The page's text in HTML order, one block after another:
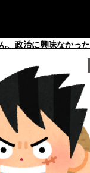
、政治に興味なかった